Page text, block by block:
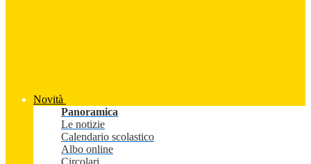
Novità
Panoramica
Le notizie
Calendario scolastico
Albo online